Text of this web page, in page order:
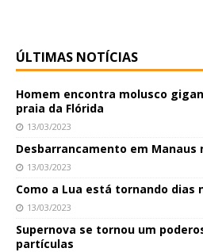
ÚLTIMAS NOTÍCIAS
Homem encontra molusco
praia da Flórida
13/03/2023
Desbarrancamento em
13/03/2023
Como a Lua está tornando dias
13/03/2023
Supernova se tornou um
partículas